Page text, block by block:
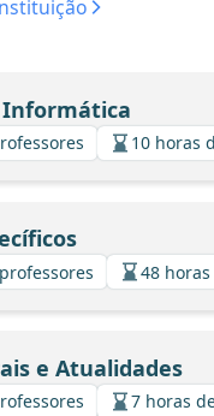
Informática
10 horas
48
e Atualidades
7 horas